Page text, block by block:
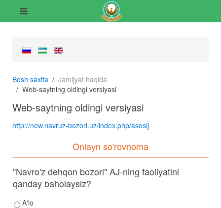
Bosh saxifa
Jamijyat haqida
Web-saytning oldingi versiyasi
Web-saytning oldingi versiyasi
http://new.navruz-bozori.uz/index.php/asosij
Onlayn so'rovnoma
"Navro'z dehqon bozori" AJ-ning faoliyatini
qanday baholaysiz?
A'lo